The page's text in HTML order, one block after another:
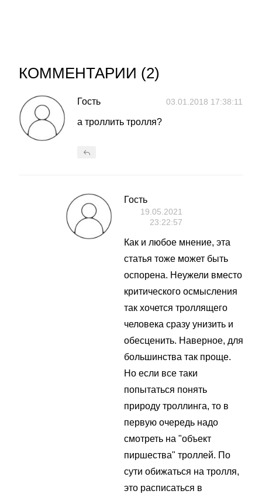
КОММЕНТАРИИ (2)
Гость 03.01.2018 17:38:11
а троллить тролля?
Гость
19.05.2021
23:22:57
Как и любое мнение, эта
статья тоже может быть
оспорена. Неужели вместо
критического осмысления
так хочется троллящего
человека сразу унизить и
обесценить. Наверное, для
большинства так проще.
Но если все таки
попытаться понять
природу троллинга, то в
первую очередь надо
смотреть на "объект
пиршества" троллей. По
сути обижаться на тролля,
это расписаться в